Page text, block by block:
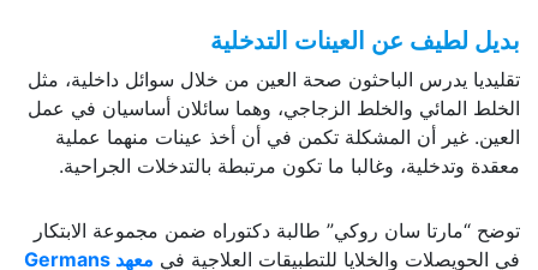
بديل لطيف عن العينات التدخلية
تقليديا يدرس الباحثون صحة العين من خلال سوائل داخلية، مثل
الخلط المائي والخلط الزجاجي، وهما سائلان أساسيان في عمل
العين. غير أن المشكلة تكمن في أن أخذ عينات منهما عملية
معقدة وتدخلية، وغالبا ما تكون مرتبطة بالتدخلات الجراحية.
توضح “مارتا سان روكي” طالبة دكتوراه ضمن مجموعة الابتكار
في الحويصلات والخلايا للتطبيقات العلاجية في
معهد Germans